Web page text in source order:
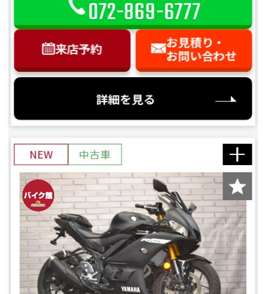
072-869-6777
来店予約
お見積り・
お問い合わせ
詳細を見る
NEW 中古車